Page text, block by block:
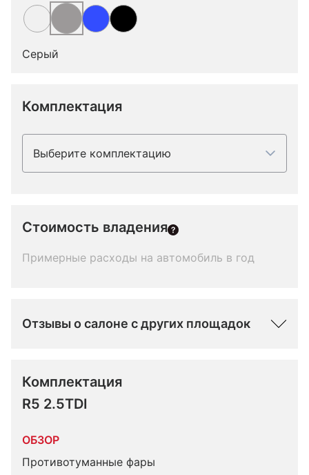
Серый
Комплектация
Выберите комплектацию
Стоимость владения
Примерные расходы на автомобиль в год
Отзывы о салоне с других площадок
Комплектация
R5 2.5TDI
ОБЗОР
Противотуманные фары